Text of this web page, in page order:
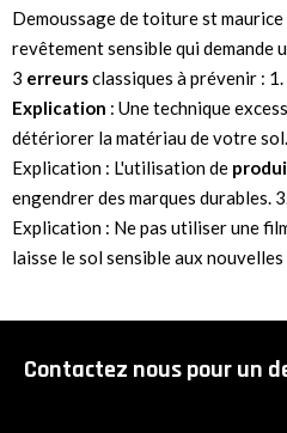
Demoussage de toiture st
revêtement sensible qui
3 erreursclassiques à prévenir :
Explication : Une technique
détériorer la matériau de votre
Explication : L'utilisation de
engendrer des marques durables.
Explication : Ne pas utiliser une
laisse le sol sensible aux
Contactez nous pour un